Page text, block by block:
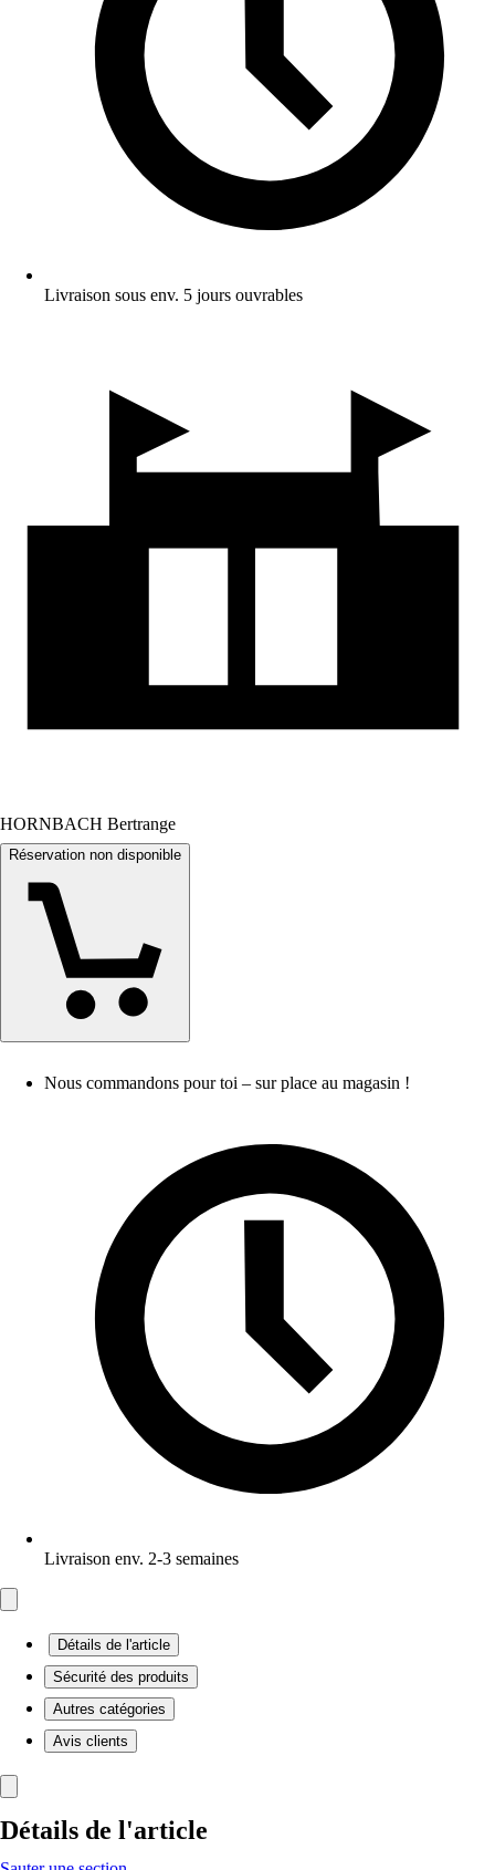
Livraison sous env. 5 jours ouvrables
HORNBACH Bertrange
Réservation non disponible
Nous commandons pour toi – sur place au magasin !
Livraison env. 2-3 semaines
Détails de l'article
Sécurité des produits
Autres catégories
Avis clients
Détails de l'article